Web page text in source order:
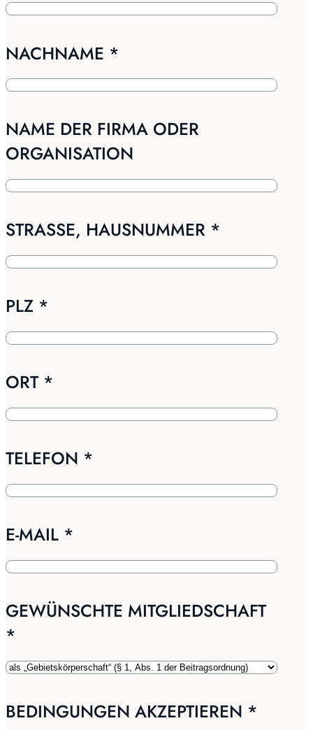
NACHNAME *
NAME DER FIRMA ODER
ORGANISATION
STRASSE, HAUSNUMMER *
PLZ *
ORT *
TELEFON *
E-MAIL *
GEWÜNSCHTE MITGLIEDSCHAFT
*
BEDINGUNGEN AKZEPTIEREN *